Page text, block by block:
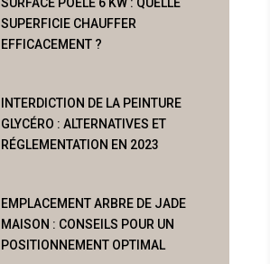
SUPERFICIE CHAUFFER
EFFICACEMENT ?
INTERDICTION DE LA PEINTURE
GLYCÉRO : ALTERNATIVES ET
RÉGLEMENTATION EN 2023
EMPLACEMENT ARBRE DE JADE
MAISON : CONSEILS POUR UN
POSITIONNEMENT OPTIMAL